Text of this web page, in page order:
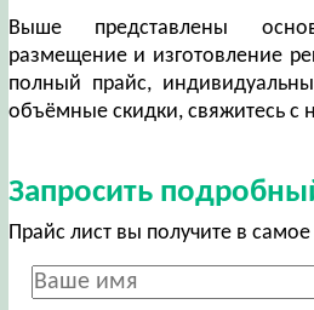
Выше представлены
размещение и изготовление
полный прайс,
объёмные скидки, свяжитесь
Запросить
Прайс лист вы получите в